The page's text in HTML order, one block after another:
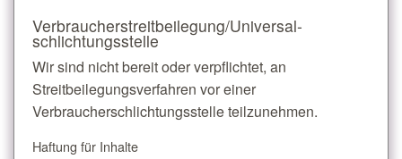
Verbraucher­streit­beilegung/Universal­
schlichtungs­stelle
Wir sind nicht bereit oder verpflichtet, an
Streitbeilegungsverfahren vor einer
Verbraucherschlichtungsstelle teilzunehmen.
Haftung für Inhalte